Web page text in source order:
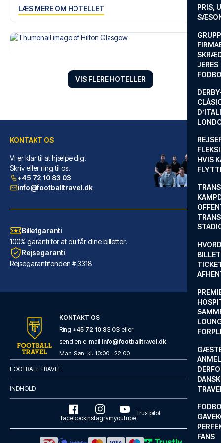
PRIS,
JERES
HVIS
FANS
LÆS MERE OM HOTELLET
Hilton Glasgow
Med et ophold ved Hilton Glasg...
voco Grand Central Glasgow by IHG
Voco Grand Central Glasgow by ...
LÆS MERE OM HOTELLET
VIS FLERE HOTELLER
KONTAKT OS
Vi er klar til at hjælpe dig.
Skriv eller ring til os.
+45 72 10 83 03
info@footballtravel.dk
Billetgaranti
100% garanti for at du får dine billetter.
Rejsegaranti
Rejsegarantifonden # 3318
KONTAKT OS
Ring +45 72 10 83 03 eller
send en e-mail info@footballtravel.dk
Man-Søn: kl. 10:00 - 22:00
FOOTBALL TRAVEL:
INDHOLD
facebookinstagramyoutube
Trustpilot